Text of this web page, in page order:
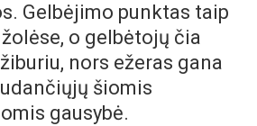
Gelbėjimo punktas taip
o gelbėtojų čia
nors ežeras gana
šiomis
gausybė.